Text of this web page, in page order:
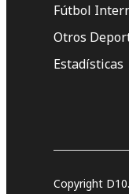
Fútbol
Otros
Estadísticas
Copyright